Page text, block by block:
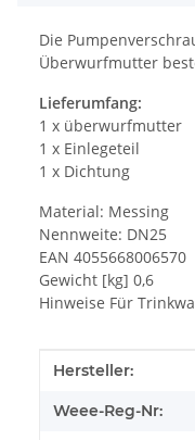
Die
Überwurfmutter
Lieferumfang:
1 x überwurfmutter
1 x Einlegeteil
1 x Dichtung
Material: Messing
Nennweite: DN25
EAN 4055668006570
Gewicht [kg] 0,6
Hinweise Für
Produkteigenschaft
Wert
Hersteller:
Weee-Reg-Nr: